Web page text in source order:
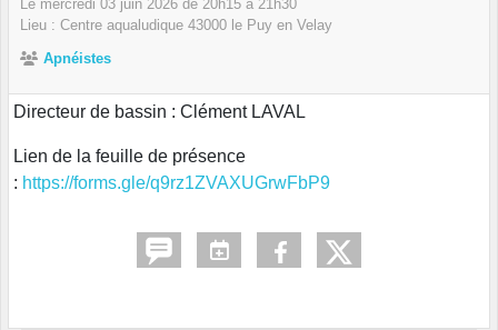
Le mercredi 03 juin 2026 de 20h15 à 21h30
Lieu : Centre aqualudique 43000 le Puy en Velay
Apnéistes
Directeur de bassin : Clément LAVAL
Lien de la feuille de présence
: https://forms.gle/q9rz1ZVAXUGrwFbP9